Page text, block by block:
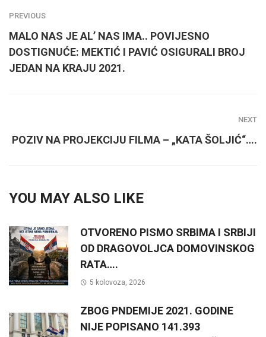
PREVIOUS
MALO NAS JE AL’ NAS IMA.. POVIJESNO
DOSTIGNUĆE: MEKTIĆ I PAVIĆ OSIGURALI BROJ
JEDAN NA KRAJU 2021.
NEXT
POZIV NA PROJEKCIJU FILMA – „KATA ŠOLJIĆ“….
YOU MAY ALSO LIKE
OTVORENO PISMO SRBIMA I SRBIJI
OD DRAGOVOLJCA DOMOVINSKOG
RATA….
5 kolovoza, 2026
ZBOG PNDEMIJE 2021. GODINE
NIJE POPISANO 141.393